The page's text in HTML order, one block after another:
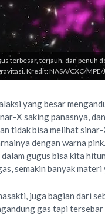
terbesar, terjauh, dan penuh
Kredit: NASA/CXC/MPE/
yang besar
X saking panasnya,
tidak bisa melihat
dengan warna
gugus bisa kita
semakin banyak materi
juga bagian dari
gas tapi